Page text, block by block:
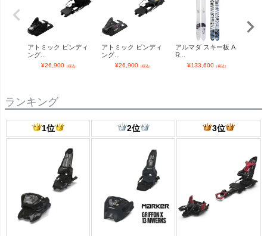
アトミック ビンディ
ング...
¥26,900（税込）
アトミック ビンディ
ング...
¥26,900（税込）
アルマダ スキー板 A
R...
¥133,600（税込）
ランキング
1位 2位 3位